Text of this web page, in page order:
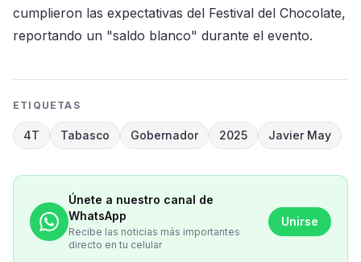
cumplieron las expectativas del Festival del Chocolate,
reportando un "saldo blanco" durante el evento.
ETIQUETAS
4T Tabasco Gobernador 2025 Javier May
Únete a nuestro canal de
WhatsApp
Recibe las noticias más importantes
directo en tu celular
Unirse